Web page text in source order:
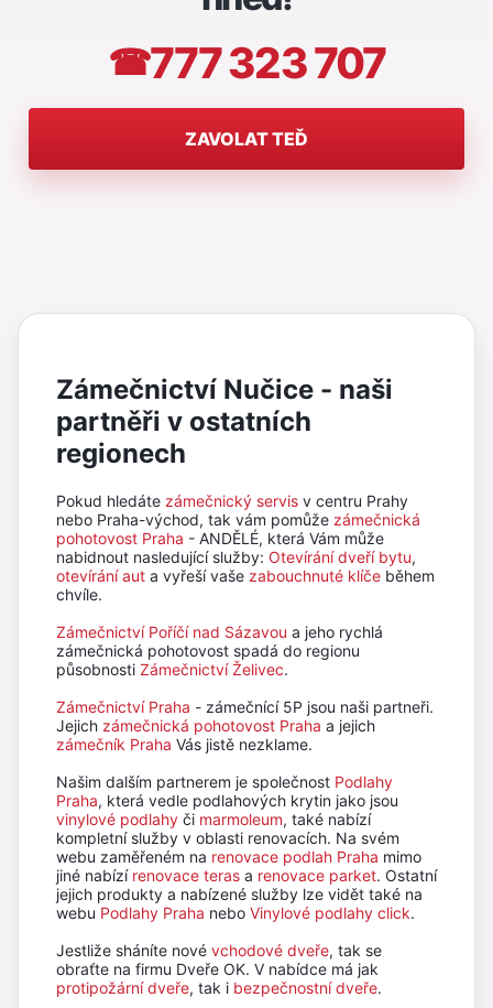
☎777 323 707
ZAVOLAT TEĎ
Zámečnictví Nučice - naši
partněři v ostatních
regionech
Pokud hledáte zámečnický servis v centru Prahy
nebo Praha-východ, tak vám pomůže zámečnická
pohotovost Praha - ANDĚLÉ, která Vám může
nabidnout nasledující služby: Otevírání dveří bytu,
otevírání aut a vyřeší vaše zabouchnuté klíče během
chvíle.
Zámečnictví Poříčí nad Sázavou a jeho rychlá
zámečnická pohotovost spadá do regionu
působnosti Zámečnictví Želivec.
Zámečnictví Praha - zámečnící 5P jsou naši partneři.
Jejich zámečnická pohotovost Praha a jejich
zámečník Praha Vás jistě nezklame.
Našim dalším partnerem je společnost Podlahy
Praha, která vedle podlahových krytin jako jsou
vinylové podlahy či marmoleum, také nabízí
kompletní služby v oblasti renovacích. Na svém
webu zaměřeném na renovace podlah Praha mimo
jiné nabízí renovace teras a renovace parket. Ostatní
jejich produkty a nabízené služby lze vidět také na
webu Podlahy Praha nebo Vinylové podlahy click.
Jestliže sháníte nové vchodové dveře, tak se
obraťte na firmu Dveře OK. V nabídce má jak
protipožární dveře, tak i bezpečnostní dveře.